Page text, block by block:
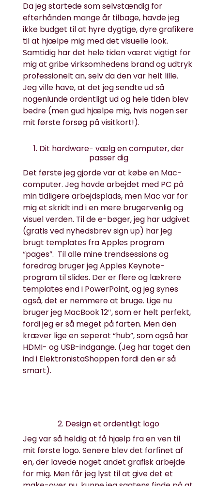
Da jeg startede som selvstændig for
efterhånden mange år tilbage, havde jeg
ikke budget til at hyre dygtige, dyre grafikere
til at hjælpe mig med det visuelle look.
Samtidig har det hele tiden været vigtigt for
mig at gribe virksomhedens brand og udtryk
professionelt an, selv da den var helt lille.
Jeg ville have, at det jeg sendte ud så
nogenlunde ordentligt ud og hele tiden blev
bedre (men gud hjælpe mig, hvis nogen ser
mit første forsøg på visitkort!).
1. Dit hardware- vælg en computer, der
passer dig
Det første jeg gjorde var at købe en Mac-
computer. Jeg havde arbejdet med PC på
min tidligere arbejdsplads, men Mac var for
mig et skridt ind i en mere brugervenlig og
visuel verden. Til de e-bøger, jeg har udgivet
(gratis ved nyhedsbrev sign up) har jeg
brugt templates fra Apples program
“pages”. Til alle mine trendsessions og
foredrag bruger jeg Apples Keynote-
program til slides. Der er flere og lækrere
templates end i PowerPoint, og jeg synes
også, det er nemmere at bruge. Lige nu
bruger jeg MacBook 12″, som er helt perfekt,
fordi jeg er så meget på farten. Men den
kræver lige en seperat “hub”, som også har
HDMI- og USB-indgange. (Jeg har taget den
ind i ElektronistaShoppen fordi den er så
smart).
2. Design et ordentligt logo
Jeg var så heldig at få hjælp fra en ven til
mit første logo. Senere blev det forfinet af
en, der lavede noget andet grafisk arbejde
for mig. Men får jeg lyst til at give det et